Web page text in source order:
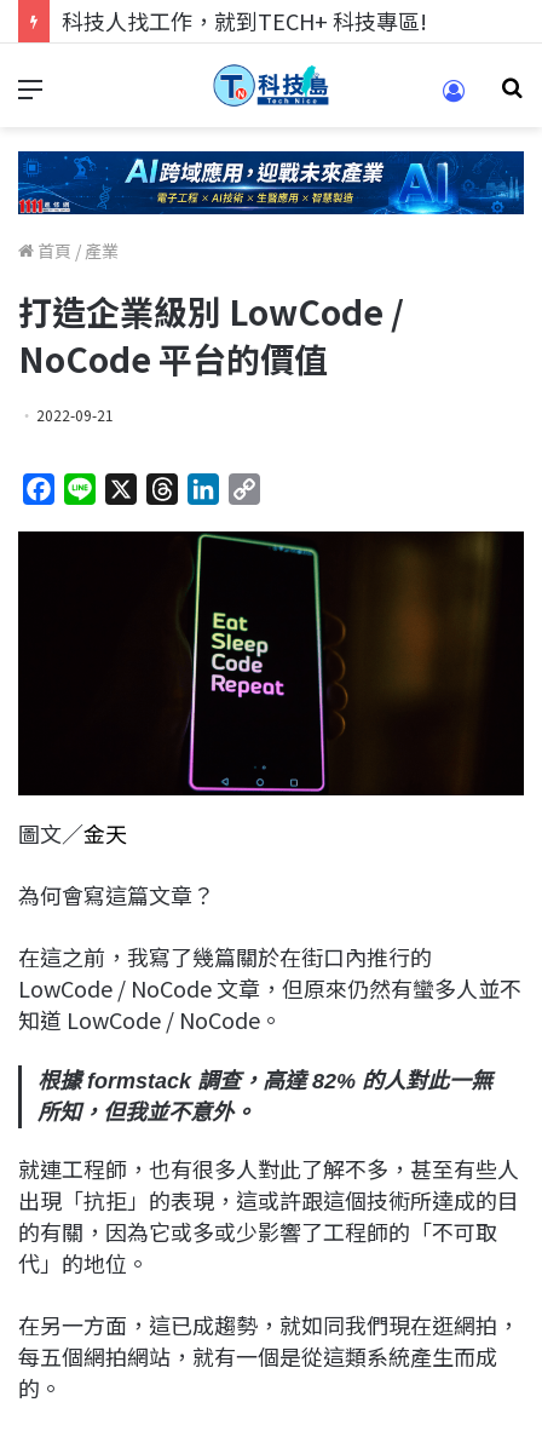
科技人找工作，就到TECH+ 科技專區!
首頁 / 產業
打造企業級別 LowCode /
NoCode 平台的價值
2022-09-21
e
d
e
d
I
p
i
n
圖文／金天
為何會寫這篇文章？
在這之前，我寫了幾篇關於在街口內推行的
LowCode / NoCode 文章，但原來仍然有蠻多人並不
知道 LowCode / NoCode。
根據 formstack 調查，高達 82% 的人對此一無
所知，但我並不意外。
就連工程師，也有很多人對此了解不多，甚至有些人
出現「抗拒」的表現，這或許跟這個技術所達成的目
的有關，因為它或多或少影響了工程師的「不可取
代」的地位。
在另一方面，這已成趨勢，就如同我們現在逛網拍，
每五個網拍網站，就有一個是從這類系統產生而成
的。